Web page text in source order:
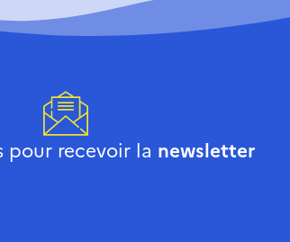
pour recevoir la newsletter